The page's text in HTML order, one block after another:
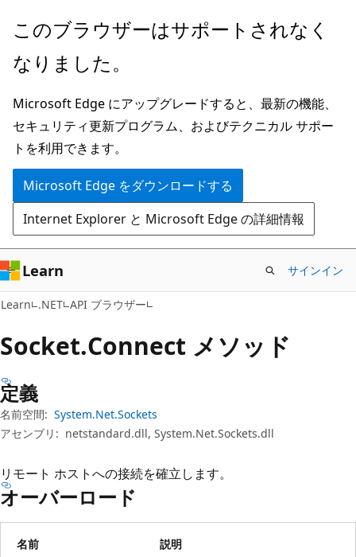
メ
ン
ン
テ
ン
ツ
に
ス
キ
ッ
プ
ペ
ジ
ナ
ビ
ゲ
ー
シ
ョ
ン
に
ス
キ
プ
このブラウザーはサポートされなく
なりました。
Microsoft Edge にアップグレードすると、最新の機能、
セキュリティ更新プログラム、およびテクニカル サポー
トを利用できます。
Microsoft Edge をダウンロードする
Internet Explorer と Microsoft Edge の詳細情報
Learn サインイン
Learn .NET API ブラウザー
Socket.Connect メソッド
定義
名前空間: System.Net.Sockets
アセンブリ: netstandard.dll, System.Net.Sockets.dll
リモート ホストへの接続を確立します。
オーバーロード
名前 説明